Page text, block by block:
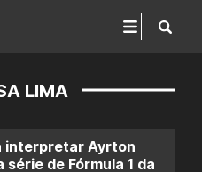
LIMA
interpretar Ayrton
série de Fórmula 1 da